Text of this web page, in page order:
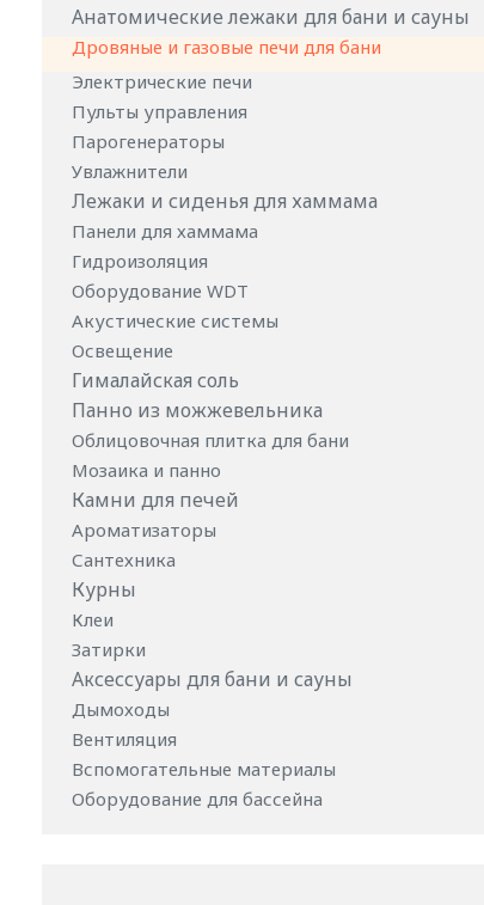
Анатомические лежаки для бани и сауны
Дровяные и газовые печи для бани
Электрические печи
Пульты управления
Парогенераторы
Увлажнители
Лежаки и сиденья для хаммама
Панели для хаммама
Гидроизоляция
Оборудование WDT
Акустические системы
Освещение
Гималайская соль
Панно из можжевельника
Облицовочная плитка для бани
Мозаика и панно
Камни для печей
Ароматизаторы
Сантехника
Курны
Клеи
Затирки
Аксессуары для бани и сауны
Дымоходы
Вентиляция
Вспомогательные материалы
Оборудование для бассейна